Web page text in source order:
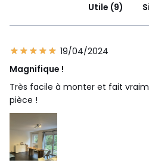
Utile (9)
19/04/2024
Magnifique !
Très facile à monter et fait
pièce !